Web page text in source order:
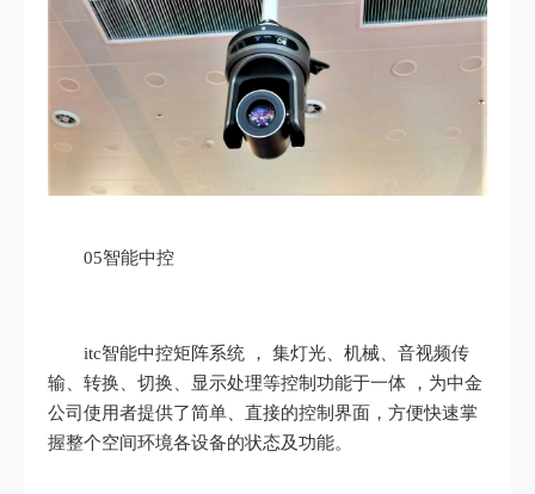
05智能中控
itc智能中控矩阵系统 ， 集灯光、机械、音视频传
输、转换、切换、显示处理等控制功能于一体 ，为中金
公司使用者提供了简单、直接的控制界面，方便快速掌
握整个空间环境各设备的状态及功能。